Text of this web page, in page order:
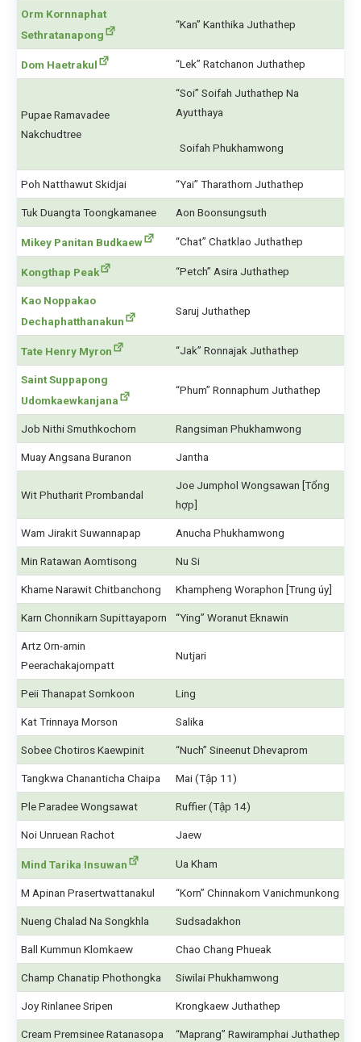
Orm Kornnaphat
Sethratanapong
“Kan” Kanthika Juthathep
Dom Haetrakul “Lek” Ratchanon Juthathep
Pupae Ramavadee
Nakchudtree
“Soi” Soifah Juthathep Na
Ayutthaya
Soifah Phukhamwong
Poh Natthawut Skidjai “Yai” Tharathorn Juthathep
Tuk Duangta Toongkamanee Aon Boonsungsuth
Mikey Panitan Budkaew “Chat” Chatklao Juthathep
Kongthap Peak “Petch” Asira Juthathep
Kao Noppakao
Dechaphatthanakun
Saruj Juthathep
Tate Henry Myron “Jak” Ronnajak Juthathep
Saint Suppapong
Udomkaewkanjana
“Phum” Ronnaphum Juthathep
Job Nithi Smuthkochorn Rangsiman Phukhamwong
Muay Angsana Buranon Jantha
Wit Phutharit Prombandal
Joe Jumphol Wongsawan [Tổng
hợp]
Wam Jirakit Suwannapap Anucha Phukhamwong
Min Ratawan Aomtisong Nu Si
Khame Narawit Chitbanchong Khampheng Woraphon [Trung úy]
Karn Chonnikarn Supittayaporn “Ying” Woranut Eknawin
Artz Orn-arnin
Peerachakajornpatt
Nutjari
Peii Thanapat Sornkoon Ling
Kat Trinnaya Morson Salika
Sobee Chotiros Kaewpinit “Nuch” Sineenut Dhevaprom
Tangkwa Chananticha Chaipa Mai (Tập 11)
Ple Paradee Wongsawat Ruffier (Tập 14)
Noi Unruean Rachot Jaew
Mind Tarika Insuwan Ua Kham
M Apinan Prasertwattanakul “Korn” Chinnakorn Vanichmunkong
Nueng Chalad Na Songkhla Sudsadakhon
Ball Kummun Klomkaew Chao Chang Phueak
Champ Chanatip Phothongka Siwilai Phukhamwong
Joy Rinlanee Sripen Krongkaew Juthathep
Cream Premsinee Ratanasopa “Maprang” Rawiramphai Juthathep